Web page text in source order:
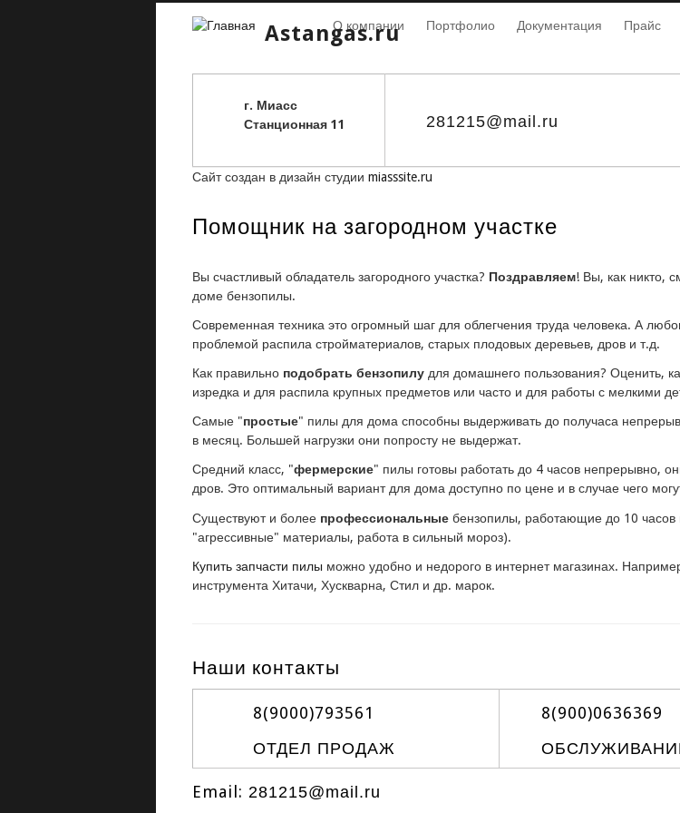
Astangas.ru
г. Миасс
Станционная 11 281215@mail.ru
О компании Портфолио Документация Прайс
Сайт создан в дизайн студии miasssite.ru
Помощник на загородном участке
Вы счастливый обладатель загородного участка? Поздравляем! Вы, как никто,
доме бензопилы.
Современная техника это огромный шаг для облегчения труда человека. А
проблемой распила стройматериалов, старых плодовых деревьев, дров и т.д.
Как правильно подобрать бензопилу для домашнего пользования? Оценить,
изредка и для распила крупных предметов или часто и для работы с мелкими
Самые "простые" пилы для дома способны выдерживать до получаса
в месяц. Большей нагрузки они попросту не выдержат.
Средний класс, "фермерские" пилы готовы работать до 4 часов непрерывно,
дров. Это оптимальный вариант для дома доступно по цене и в случае чего
Существуют и более профессиональные бензопилы, работающие до 10 часов
"агрессивные" материалы, работа в сильный мороз).
Купить запчасти пилы можно удобно и недорого в интернет магазинах.
инструмента Хитачи, Хускварна, Стил и др. марок.
Наши контакты
8(9000)793561
ОТДЕЛ ПРОДАЖ
8(900)0636369
Email: 281215@mail.ru